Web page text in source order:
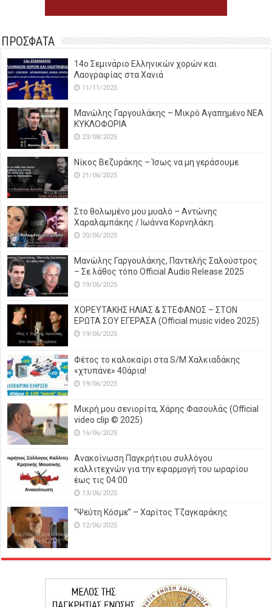
ΠΡΟΣΦΑΤΑ
14o Σεμινάριο Ελληνικών χορών και
Λαογραφίας στα Χανιά
11/11/2025
Μανώλης Γαργουλάκης – Μικρό Αγαπημένο NEΑ
ΚΥΚΛΟΦΟΡΙΑ
23/08/2025
Νίκος Βεζυράκης – Ίσως να μη γεράσουμε
21/06/2025
Στο θολωμένο μου μυαλό – Αντώνης
Χαραλαμπάκης / Ιωάννα Κορνηλάκη.
20/06/2025
Μανώλης Γαργουλάκης, Παντελής Σαλούστρος
– Σε λάθος τόπο Official Audio Release 2025
19/06/2025
ΧΟΡΕΥΤΑΚΗΣ ΗΛΙΑΣ & ΣΤΕΦΑΝΟΣ – ΣΤΟΝ
ΕΡΩΤΑ ΣΟΥ ΕΓΕΡΑΣΑ (Official music video 2025)
19/06/2025
Φέτος το καλοκαίρι στα S/M Χαλκιαδάκης
«χτυπάνε» 40άρια!
19/06/2025
Μικρή μου σενιορίτα, Χάρης Φασουλάς (Official
video clip © 2025)
16/06/2025
Ανακοίνωση Παγκρήτιου συλλόγου
καλλιτεχνών για την εφαρμογή του ωραρίου
έως τις 04:00
13/06/2025
‘’Ψεύτη Κόσμε’’ – Χαρίτος Τζαγκαράκης
12/06/2025